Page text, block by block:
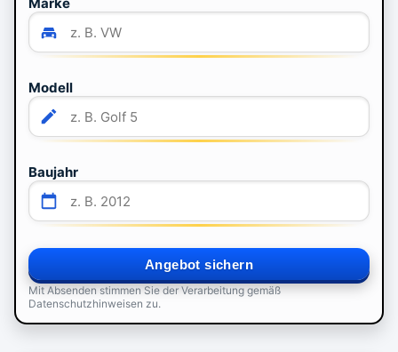
Modell
Baujahr
Angebot sichern
Mit Absenden stimmen Sie der Verarbeitung gemäß
Datenschutzhinweisen zu.